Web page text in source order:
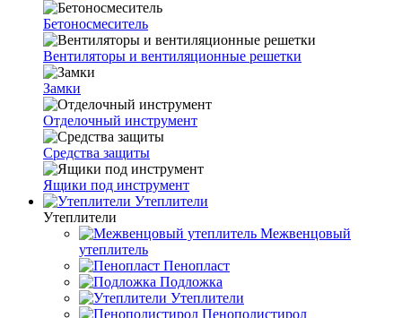
Бетоносмеситель
Вентиляторы и вентиляционные решетки
Замки
Отделочный инструмент
Средства защиты
Ящики под инструмент
Утеплители
Утеплители
Межвенцовый
утеплитель
Пенопласт
Подложка
Утеплители
Пенополистирол